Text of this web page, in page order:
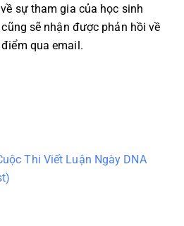
sự tham gia của học sinh
sẽ nhận được phản hồi về
qua email.
Thi Viết Luận Ngày DNA